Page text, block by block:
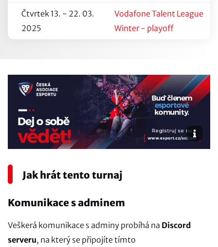
Čtvrtek 13. - 22. 03.
2025
Vodafone Talent League
Winter - playoff
Jak hrát tento turnaj
Komunikace s adminem
Veškerá komunikace s adminy probíhá na Discord
serveru, na který se připojíte tímto